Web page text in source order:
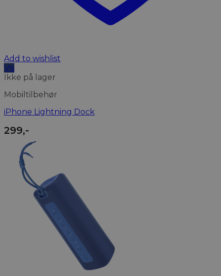
Add to wishlist
Vis
Ikke på lager
Mobiltilbehør
iPhone Lightning Dock
299,-